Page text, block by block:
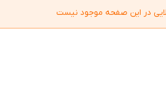
در این صفحه موجود نیست